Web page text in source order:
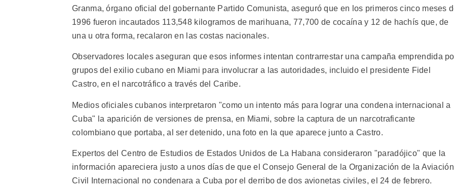
Granma, órgano oficial del gobernante Partido Comunista, aseguró que en los primeros cinco meses
1996 fueron incautados 113,548 kilogramos de marihuana, 77,700 de cocaína y 12 de hachís que, de
una u otra forma, recalaron en las costas nacionales.
Observadores locales aseguran que esos informes intentan contrarrestar una campaña emprendida
grupos del exilio cubano en Miami para involucrar a las autoridades, incluido el presidente Fidel
Castro, en el narcotráfico a través del Caribe.
Medios oficiales cubanos interpretaron "como un intento más para lograr una condena internacional a
Cuba" la aparición de versiones de prensa, en Miami, sobre la captura de un narcotraficante
colombiano que portaba, al ser detenido, una foto en la que aparece junto a Castro.
Expertos del Centro de Estudios de Estados Unidos de La Habana consideraron "paradójico" que la
información apareciera justo a unos días de que el Consejo General de la Organización de la Aviación
Civil Internacional no condenara a Cuba por el derribo de dos avionetas civiles, el 24 de febrero.